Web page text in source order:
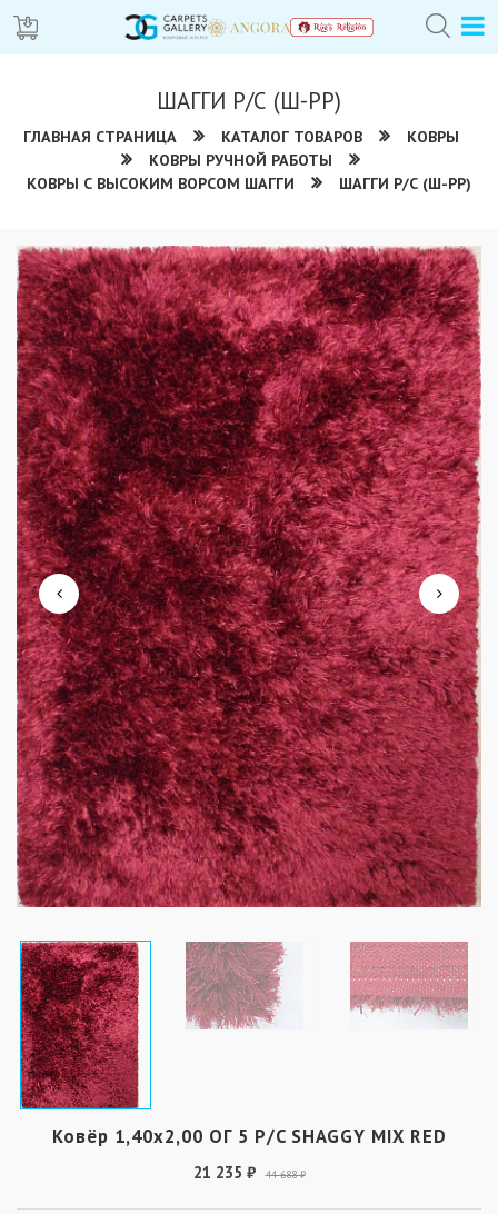
ШАГГИ Р/С (Ш-РР)
ГЛАВНАЯ СТРАНИЦА КАТАЛОГ ТОВАРОВ
КОВРЫ
КОВРЫ РУЧНОЙ РАБОТЫ
КОВРЫ С ВЫСОКИМ ВОРСОМ ШАГГИ
ШАГГИ Р/С (Ш-РР)
Ковёр 1,40х2,00 ОГ 5 P/C SHAGGY MIX RED
21 235 ₽ 44 688 ₽